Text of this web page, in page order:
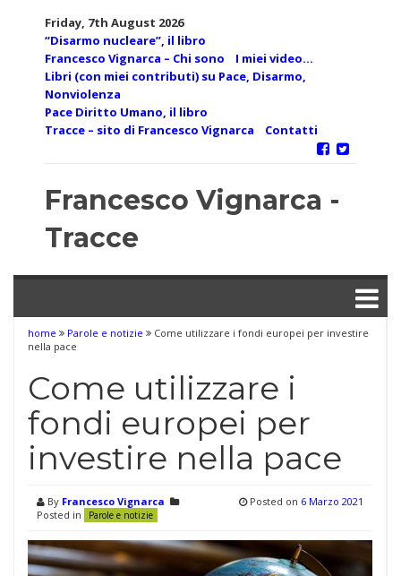
Friday, 7th August 2026
“Disarmo nucleare”, il libro
Francesco Vignarca – Chi sono
I miei video…
Libri (con miei contributi) su Pace, Disarmo,
Nonviolenza
Pace Diritto Umano, il libro
Tracce – sito di Francesco Vignarca
Contatti
Francesco Vignarca -
Tracce
home Parole e notizie
Come utilizzare i fondi europei per investire
nella pace
Come utilizzare i
fondi europei per
investire nella pace
By Francesco Vignarca
Posted in
Parole e notizie
Posted on 6 Marzo 2021